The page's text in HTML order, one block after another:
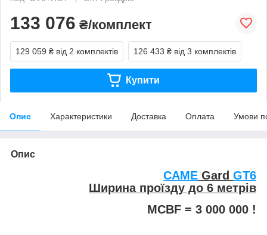
133 076 ₴/комплект
129 059 ₴ від 2 комплектів 126 433 ₴ від 3 комплектів
Купити
Опис Характеристики Доставка Оплата Умови
Опис
CAME Gard GT6
Ширина проїзду до 6 метрів
MCBF = 3 000 000 !